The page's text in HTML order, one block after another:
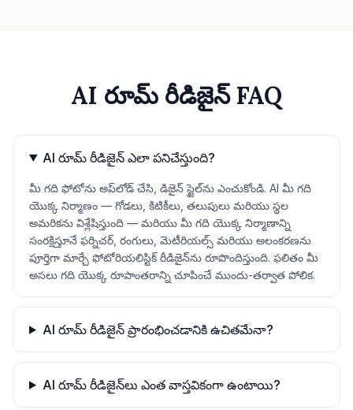
AI రూమ్ రీడిజైన్ FAQ
AI రూమ్ రీడిజైన్ ఎలా పనిచేస్తుంది?
మీ గది ఫోటోను అప్‌లోడ్ చేసి, డిజైన్ స్టైల్‌ను ఎంచుకోండి. AI మీ గది
యొక్క నిర్మాణం — గోడలు, కిటికీలు, తలుపులు మరియు స్థల
అమరికను విశ్లేషిస్తుంది — మరియు మీ గది యొక్క నిర్మాణాన్ని
సంరక్షిస్తూనే ఫర్నిచర్, రంగులు, మెటీరియల్స్ మరియు అలంకరణను
పూర్తిగా మార్చే ఫోటోరియలిస్టిక్ రీడిజైన్‌ను రూపొందిస్తుంది. ఫలితం మీ
అసలు గది యొక్క రూపాంతరాన్ని చూపించే ముందు-తర్వాత పోలిక.
AI రూమ్ రీడిజైన్ ప్రారంభించడానికి ఉచితమేనా?
AI రూమ్ రీడిజైన్‌లు ఎంత వాస్తవికంగా ఉంటాయి?